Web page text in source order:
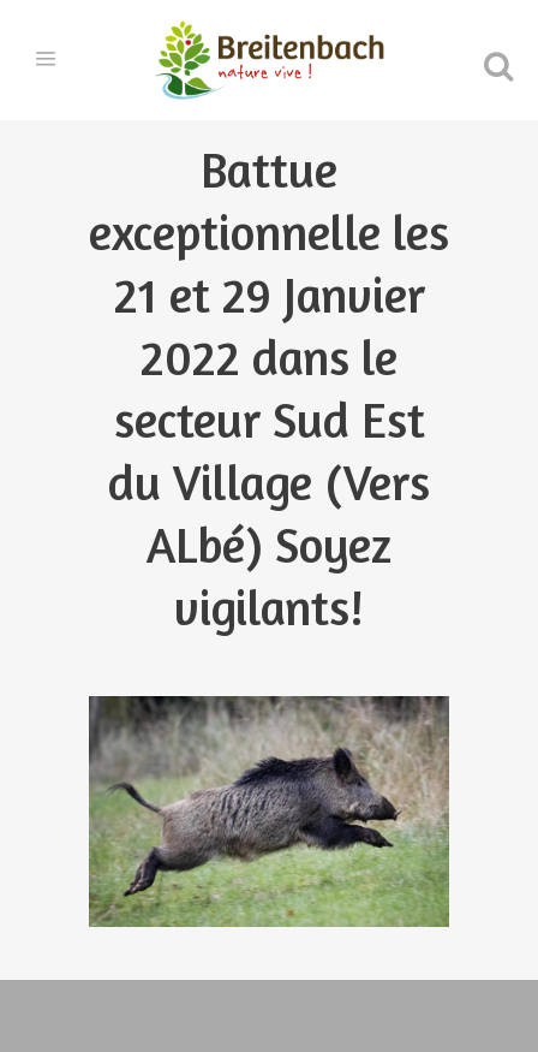
Battue
exceptionnelle les
21 et 29 Janvier
2022 dans le
secteur Sud Est
du Village (Vers
ALbé) Soyez
vigilants!